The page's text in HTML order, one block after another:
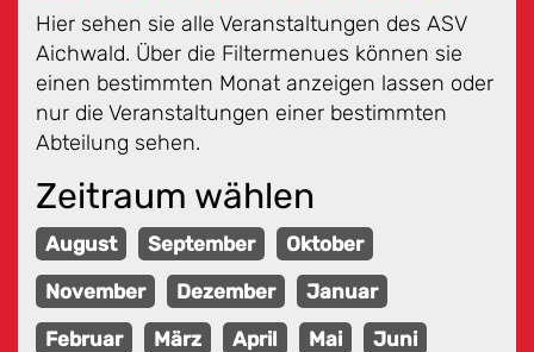
Hier sehen sie alle Veranstaltungen des ASV
Aichwald. Über die Filtermenues können sie
einen bestimmten Monat anzeigen lassen oder
nur die Veranstaltungen einer bestimmten
Abteilung sehen.
Zeitraum wählen
August September
Oktober
November
Dezember
Januar
Februar
März April Mai
Juni